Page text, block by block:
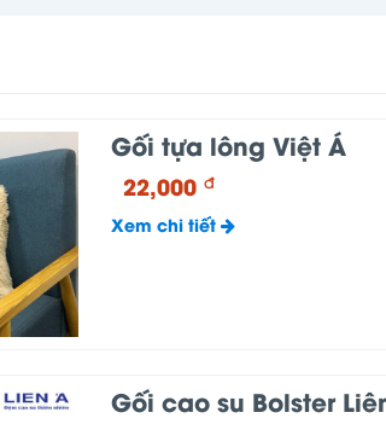
Gối tựa lông Việt Á
22,000 đ
Xem chi tiết
Gối cao su Bolster